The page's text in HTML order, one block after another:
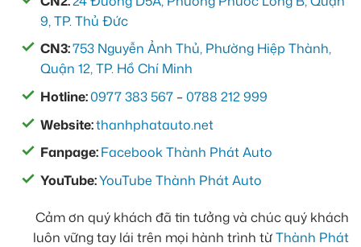
9, TP. Thủ Đức
CN3:753 Nguyễn Ảnh Thủ, Phường Hiệp Thành,
Quận 12, TP. Hồ Chí Minh
Hotline:0977 383 567 –0788 212 999
Website:thanhphatauto.net
Fanpage:Facebook Thành Phát Auto
YouTube:YouTube Thành Phát Auto
Cảm ơn quý khách đã tin tưởng và chúc quý khách
luôn vững tay lái trên mọi hành trình từThành Phát